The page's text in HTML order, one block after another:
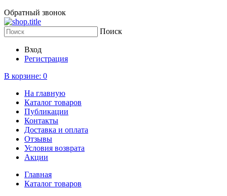
Обратный звонок
Поиск
Вход
Регистрация
В корзине: 0
На главную
Каталог товаров
Публикации
Контакты
Доставка и оплата
Отзывы
Условия возврата
Акции
Главная
Каталог товаров